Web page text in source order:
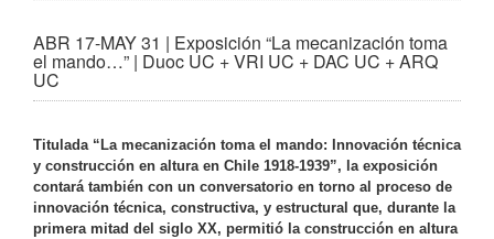
ABR 17-MAY 31 | Exposición “La mecanización toma
el mando…” | Duoc UC + VRI UC + DAC UC + ARQ
UC
Titulada “La mecanización toma el mando: Innovación técnica
y construcción en altura en Chile 1918-1939”, la exposición
contará también con un conversatorio en torno al proceso de
innovación técnica, constructiva, y estructural que, durante la
primera mitad del siglo XX, permitió la construcción en altura